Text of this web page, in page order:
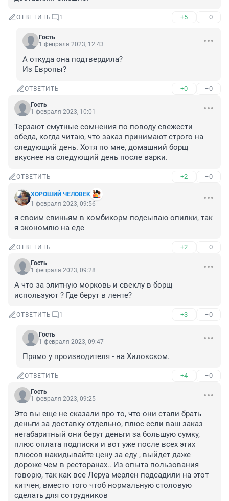
ОТВЕТИТЬ 1 +5 –0
Гость
1 февраля 2023, 12:43
А откуда она подтвердила?
Из Европы?
ОТВЕТИТЬ +0 –0
Гость
1 февраля 2023, 10:01
Терзают смутные сомнения по поводу свежести
обеда, когда читаю, что заказ принимают строго на
следующий день. Хотя по мне, домашний борщ
вкуснее на следующий день после варки.
ОТВЕТИТЬ +2 –0
ХОРОШИЙ ЧЕЛОВЕК
1 февраля 2023, 09:56
я своим свиньям в комбикорм подсыпаю опилки, так
я экономлю на еде
ОТВЕТИТЬ +2 –0
Гость
1 февраля 2023, 09:28
А что за элитную морковь и свеклу в борщ
используют ? Где берут в ленте?
ОТВЕТИТЬ 1 +3 –0
Гость
1 февраля 2023, 09:47
Прямо у производителя - на Хилокском.
ОТВЕТИТЬ +4 –0
Гость
1 февраля 2023, 09:25
Это вы еще не сказали про то, что они стали брать
деньги за доставку отдельно, плюс если ваш заказ
негабаритный они берут деньги за большую сумку,
плюс оплата подписки и вот уже после всех этих
плюсов накидывайте цену за еду , выйдет даже
дороже чем в ресторанах.. Из опыта пользования
говорю, так как все Леруа мерлен подсадили на этот
китчен, вместо того чтоб нормальную столовую
сделать для сотрудников